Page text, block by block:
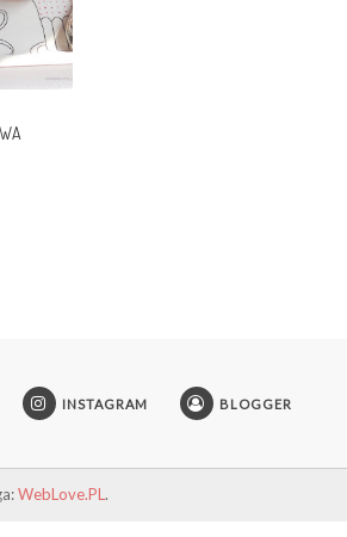
INSTAGRAM BLOGGER
WebLove.PL .